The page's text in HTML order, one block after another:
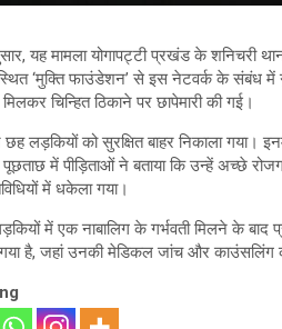
यह मामला योगापट्टी प्रखंड के शनिचरी
स्थित ‘मुक्ति फाउंडेशन’ से इस नेटवर्क के संबंध
चिन्हित ठिकाने पर छापेमारी की गई।
छह लड़कियों को सुरक्षित बाहर निकाला
में पीड़िताओं ने बताया कि उन्हें अच्छे
में धकेला गया।
में एक नाबालिग के गर्भवती मिलने के
है, जहां उनकी मेडिकल जांच और काउंसलिंग